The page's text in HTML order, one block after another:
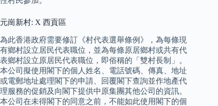
元崗新村: X 西貢區
為此香港政府需要修訂《村代表選舉條例》，為每條現
有鄉村設立居民代表職位，並為每條原居鄉村或共有代
表鄉村設立原居民代表職位，即俗稱的「雙村長制」。
本公司擬使用閣下的個人姓名、電話號碼、傳真、地址
或電郵地址處理閣下的申請、回覆閣下查詢並作地產代
理服務的促銷及向閣下提供中原集團其他公司的資訊。
本公司在未得閣下的同意之前，不能如此使用閣下的個